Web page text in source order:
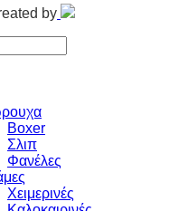
by
Boxer
Σλιπ
Φανέλες
Χειμερινές